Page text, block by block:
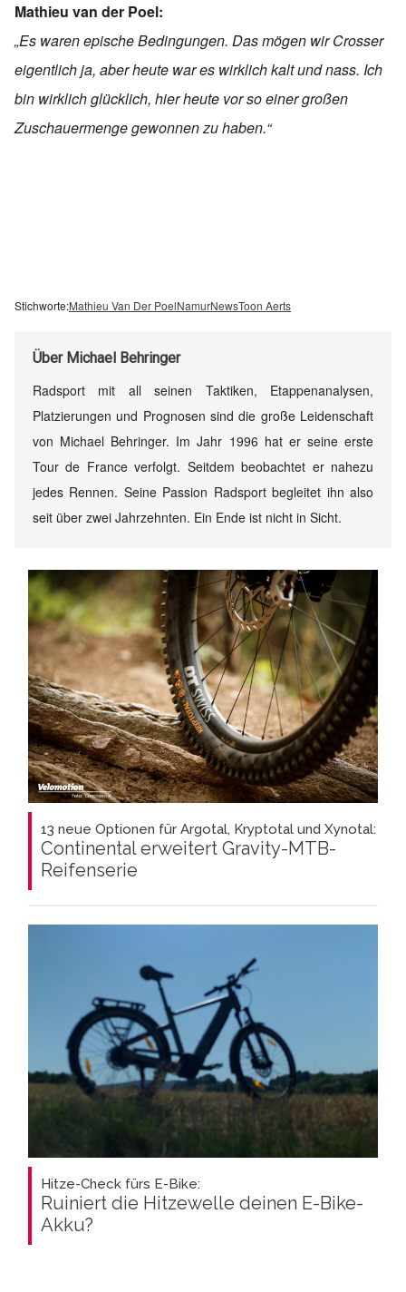
Mathieu van der Poel:
„Es waren epische Bedingungen. Das mögen wir Crosser
eigentlich ja, aber heute war es wirklich kalt und nass. Ich
bin wirklich glücklich, hier heute vor so einer großen
Zuschauermenge gewonnen zu haben.“
Stichworte:Mathieu Van Der PoelNamurNewsToon Aerts
Über Michael Behringer
Radsport mit all seinen Taktiken, Etappenanalysen,
Platzierungen und Prognosen sind die große Leidenschaft
von Michael Behringer. Im Jahr 1996 hat er seine erste
Tour de France verfolgt. Seitdem beobachtet er nahezu
jedes Rennen. Seine Passion Radsport begleitet ihn also
seit über zwei Jahrzehnten. Ein Ende ist nicht in Sicht.
13 neue Optionen für Argotal, Kryptotal und Xynotal:
Continental erweitert Gravity-MTB-
Reifenserie
Hitze-Check fürs E-Bike:
Ruiniert die Hitzewelle deinen E-Bike-
Akku?